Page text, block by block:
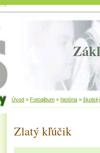
Úvod » Fotoalbum » história »
Zlatý kľúčik